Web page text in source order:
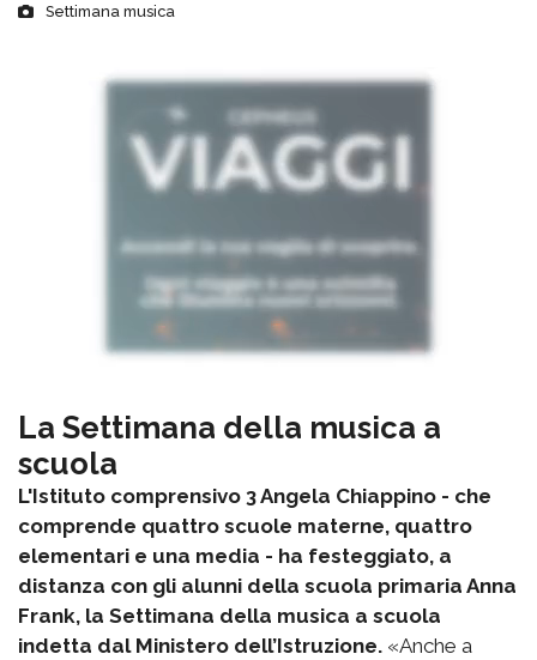
Settimana musica
La Settimana della musica a
scuola
L'Istituto comprensivo 3 Angela Chiappino - che
comprende quattro scuole materne, quattro
elementari e una media - ha festeggiato, a
distanza con gli alunni della scuola primaria Anna
Frank, la Settimana della musica a scuola
indetta dal Ministero dell’Istruzione. «Anche a